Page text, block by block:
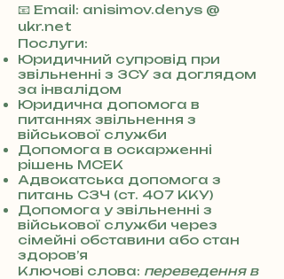
3
8
0
7
3
0
4
8
5
7
8
4
📧 Email: anisimov.denys @
ukr.net
Послуги:
Юридичний супровід при
звільненні з ЗСУ за доглядом
за інвалідом
Юридична допомога в
питаннях звільнення з
військової служби
Допомога в оскарженні
рішень МСЕК
Адвокатська допомога з
питань СЗЧ (ст. 407 ККУ)
Допомога у звільненні з
військової служби через
сімейні обставини або стан
здоров’я
Ключові слова: переведення в